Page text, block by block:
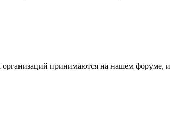
принимаются на нашем форуме,